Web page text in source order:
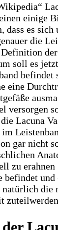
einige
dass es
die
soll es
befindet
eine
versorgen
Lacuna
gar nicht
zu
und
die